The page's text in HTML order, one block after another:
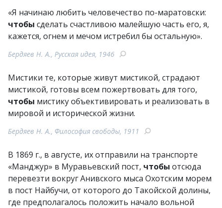
«Я начинаю любить человечество по-маратовски:
чтобы сделать счастливою малейшую часть его, я,
кажется, огнем и мечом истребил бы остальную».
Бердяев Н. А., Русская идея, 1946
Мистики те, которые живут мистикой, страдают
мистикой, готовы всем пожертвовать для того,
чтобы мистику объективировать и реализовать в
мировой и исторической жизни.
Бердяев Н. А., Философия свободы, 1911
В 1869 г., в августе, их отправили на транспорте
«Манджур» в Муравьевский пост, чтобы отсюда
перевезти вокруг Анивского мыса Охотским морем
в пост Найбучи, от которого до Такойской долины,
где предполагалось положить начало вольной